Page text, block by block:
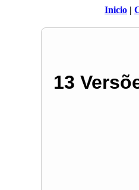
Inicio |
13